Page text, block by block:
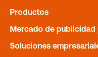
Productos
Mercado de
Soluciones